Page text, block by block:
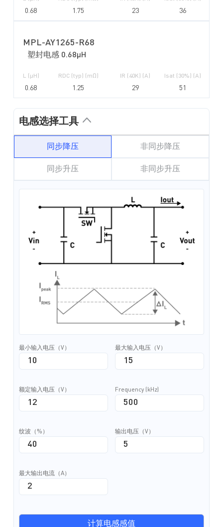
0.68 1.75 23 36
MPL-AY1265-R68
塑封电感 0.68µH
L (µH) RDC (typ) (mΩ) IR (40K) (A) Isat (30%) (A)
0.68 1.25 29 51
电感选择工具
同步降压 非同步降压
同步升压 非同步升压
最小输入电压（V） 最大输入电压（V）
额定输入电压（V） Frequency (kHz)
纹波（%） 输出电压（V）
最大输出电流（A）
计算电感感值